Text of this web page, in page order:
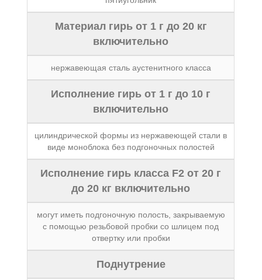
Материал гирь от 1 г до 20 кг
включительно
нержавеющая сталь аустенитного класса
Исполнение гирь от 1 г до 10 г
включительно
цилиндрической формы из нержавеющей стали в
виде моноблока без подгоночных полостей
Исполнение гирь класса F2 от 20 г
до 20 кг включительно
могут иметь подгоночную полость, закрываемую
с помощью резьбовой пробки со шлицем под
отвертку или пробки
Поднутрение